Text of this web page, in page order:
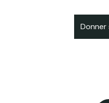
Donner